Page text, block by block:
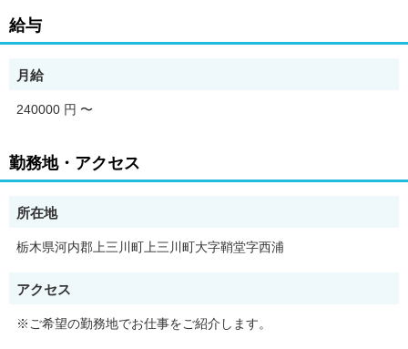
15兆円と娯楽産業最大規模の業界で、「好きを仕事」にしません
■パック・エックスが、あなたの"好き"を最大化
業界特化だから、遊技機への熱意を評価する企業を知ってます！
・未経験歓迎の優良企業を厳選紹介
・「なぜパチンコ業界？」に説得力を持たせる方法を伝授
原則屋内禁煙、静音設計、清潔な空間が当たり前です。
完全無料。まずはお話だけでもOK。
「本当に年収上がるの？」「業界未経験で不安」何でも相談くだ
趣味を仕事に。無料面談で、新しいキャリアが始まります！！
【35歳以下限定】
給与
月給
240000 円 〜
勤務地・アクセス
所在地
栃木県河内郡上三川町上三川町大字鞘堂字西浦
アクセス
※ご希望の勤務地でお仕事をご紹介します。